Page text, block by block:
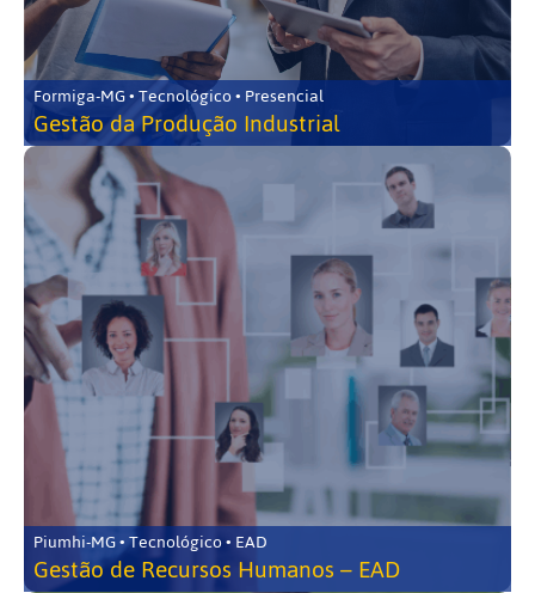
Formiga-MG • Tecnológico • Presencial
Gestão da Produção Industrial
Piumhi-MG • Tecnológico • EAD
Gestão de Recursos Humanos – EAD